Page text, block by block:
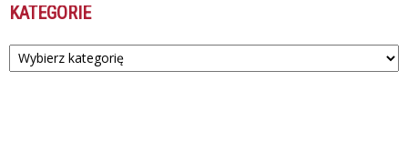
KATEGORIE
Kategorie